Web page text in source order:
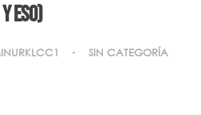
y ESO)
SIN CATEGORÍA